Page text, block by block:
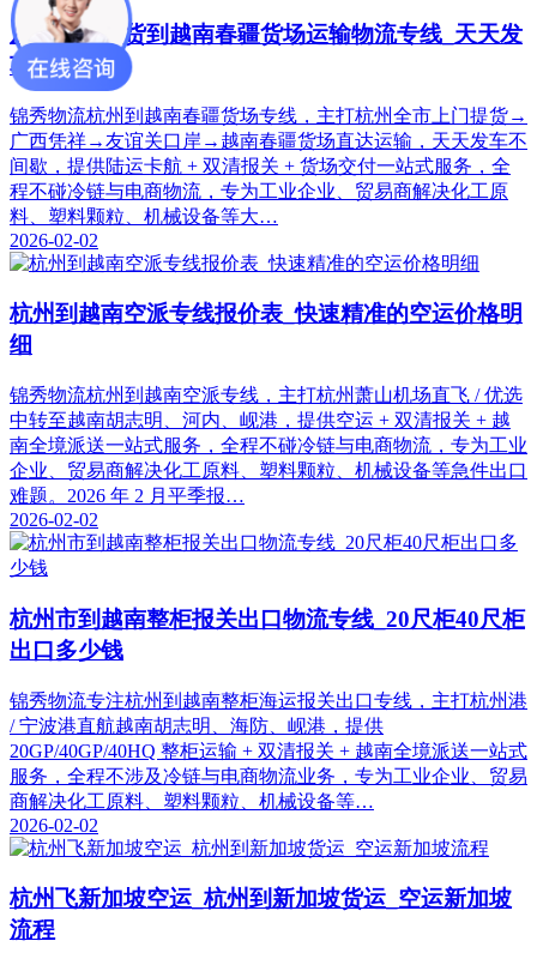
从杭州市发货到越南春疆货场运输物流专线_天天发
车到越南
锦秀物流杭州到越南春疆货场专线，主打杭州全市上门提货→
广西凭祥→友谊关口岸→越南春疆货场直达运输，天天发车不
间歇，提供陆运卡航 + 双清报关 + 货场交付一站式服务，全
程不碰冷链与电商物流，专为工业企业、贸易商解决化工原
料、塑料颗粒、机械设备等大…
2026-02-02
杭州到越南空派专线报价表_快速精准的空运价格明
细
锦秀物流杭州到越南空派专线，主打杭州萧山机场直飞 / 优选
中转至越南胡志明、河内、岘港，提供空运 + 双清报关 + 越
南全境派送一站式服务，全程不碰冷链与电商物流，专为工业
企业、贸易商解决化工原料、塑料颗粒、机械设备等急件出口
难题。2026 年 2 月平季报…
2026-02-02
杭州市到越南整柜报关出口物流专线_20尺柜40尺柜
出口多少钱
锦秀物流专注杭州到越南整柜海运报关出口专线，主打杭州港
/ 宁波港直航越南胡志明、海防、岘港，提供
20GP/40GP/40HQ 整柜运输 + 双清报关 + 越南全境派送一站式
服务，全程不涉及冷链与电商物流业务，专为工业企业、贸易
商解决化工原料、塑料颗粒、机械设备等…
2026-02-02
杭州飞新加坡空运_杭州到新加坡货运_空运新加坡
流程